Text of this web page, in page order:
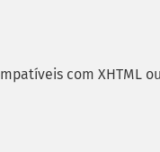
com XHTML